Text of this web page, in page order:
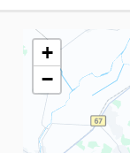
Seuraavassa
+
−